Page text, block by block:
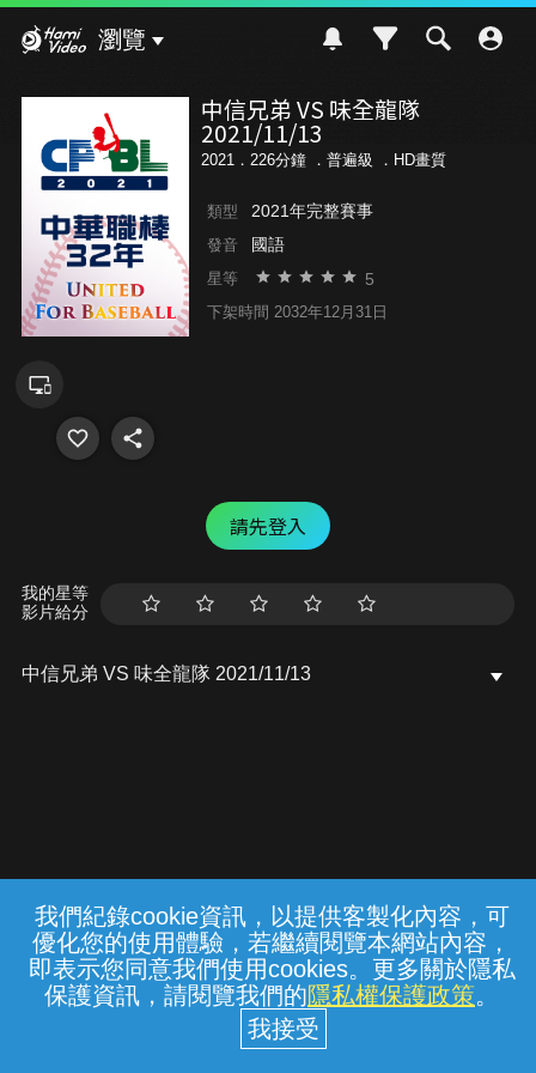
我們紀錄cookie資訊，以提供客製化內容，可
優化您的使用體驗，若繼續閱覽本網站內容，
即表示您同意我們使用cookies。更多關於隱私
保護資訊，請閱覽我們的隱私權保護政策。
瀏覽
中信兄弟 VS 味全龍隊
2021/11/13
2021．226分鐘 ． 普遍級 ．HD畫質
類型 2021年完整賽事
發音 國語
星等 5
下架時間 2032年12月31日
請先登入
我的星等
影片給分
中信兄弟 VS 味全龍隊 2021/11/13
常見問題 線上客服 服務條款 隱私權保護
中華電信股份有限公司個人家庭分公司
(統一編號：96979949) © 2026
{{notifyMsg}}